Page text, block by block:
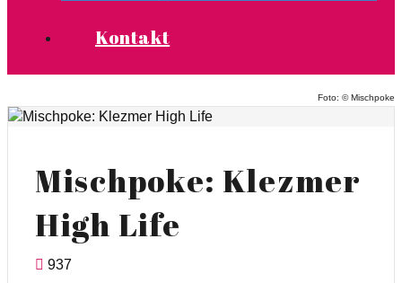
Kontakt
Foto: © Mischpoke
Mischpoke: Klezmer
High Life
937